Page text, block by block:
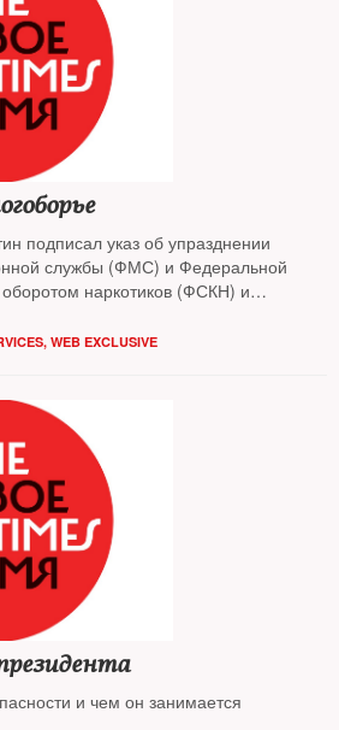
подписал указ об упразднении
службы (ФМС) и Федеральной
наркотиков (ФСКН) и
и Виктор Иванов остались не у дел.
, WEB EXCLUSIVE
от президента
и чем он занимается